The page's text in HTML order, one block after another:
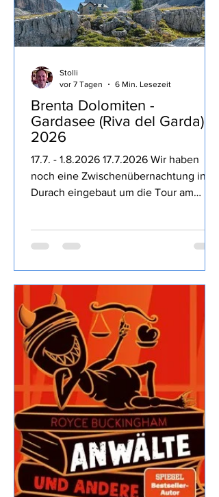
über den Abend.
Brenta Dolomiten -
Gardasee (Riva del Garda)
17.7. - 1.8.2026 17.7.2026 Wir haben
noch eine Zwischenübernachtung in
nächsten Tag entspannter zu machen,
dass die Kampftrinker des Ortes den
Freitag Abend nutzen um bis 23:30 Uhr
lautstark die Nacht zum Tage machen
hätten wir nicht direkt erwartet,
Entspannung geht irgendwie anders.
18.7.2026 Auf geht es Richtung Brenta
Dolomiten, dass wir trotz
Zwischenstopp noch 8 Stunden bis
zum Ziel brauchen war doch
überraschend… ...wir machen mal
wieder
vor 7 Tagen
6 Min. Lesezeit